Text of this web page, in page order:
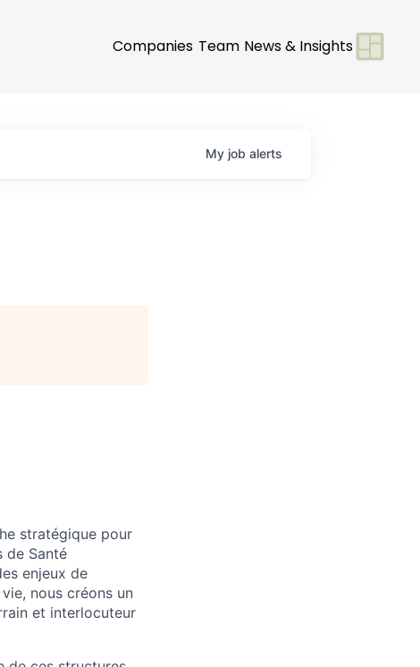
Companies Team News & Insights
My job alerts
stratégique pour
de Santé
enjeux de
nous créons un
et interlocuteur